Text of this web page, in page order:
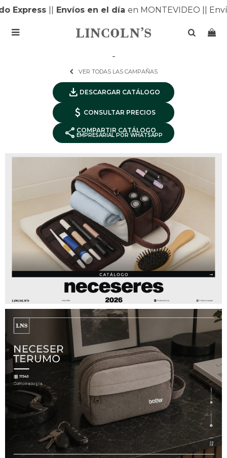
||Envíos en el díaen MONTEVIDEO || Envíos

-
VER TODAS LAS CAMPAÑAS
download DESCARGAR CATÁLOGO
attach_money CONSULTAR PRECIOS
share COMPARTIR CATÁLOGO
EMPRESARIAL POR WHATSAPP